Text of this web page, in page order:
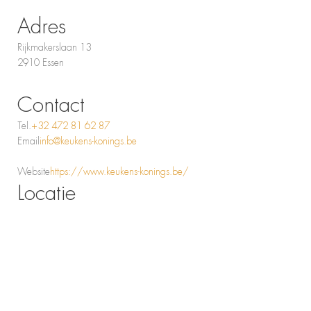
Adres
Rijkmakerslaan 13
2910 Essen
Contact
Tel. +32 472 81 62 87
Email info@keukens-konings.be
Websitehttps://www.keukens-konings.be/
Locatie